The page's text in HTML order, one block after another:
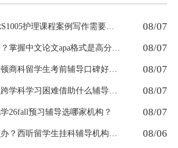
曼彻斯特大学NURS1005护理课程案例写作需要留意哪些细节 08/07
想要避开学术不端？掌握中文论文apa格式是高分第一步 08/07
宾夕法尼亚大学沃顿商科留学生考前辅导口碑好的机构有哪些 08/07
08/07
26fall预习辅导选哪家机构？ 08/07
08/06